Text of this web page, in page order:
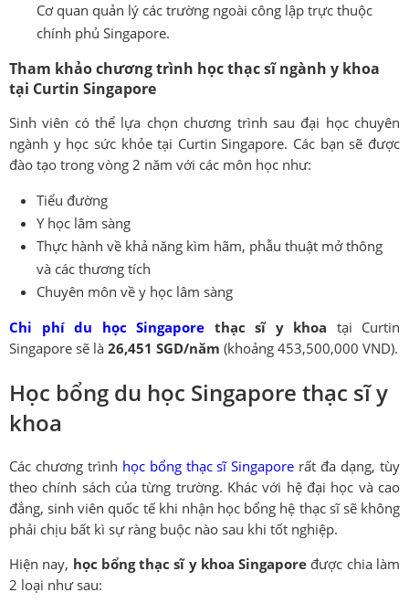
Cơ quan quản lý các trường ngoài công lập trực thuộc
chính phủ Singapore.
Tham khảo chương trình học thạc sĩ ngành y khoa
tại Curtin Singapore
Sinh viên có thể lựa chọn chương trình sau đại học chuyên
ngành y học sức khỏe tại Curtin Singapore. Các bạn sẽ được
đào tạo trong vòng 2 năm với các môn học như:
Tiểu đường
Y học lâm sàng
Thực hành về khả năng kìm hãm, phẫu thuật mở thông
và các thương tích
Chuyên môn về y học lâm sàng
Chi phí du học Singapore thạc sĩ y khoa tại Curtin
Singapore sẽ là 26,451 SGD/năm (khoảng 453,500,000 VND).
Học bổng du học Singapore thạc sĩ y
khoa
Các chương trình học bổng thạc sĩ Singapore rất đa dạng, tùy
theo chính sách của từng trường. Khác với hệ đại học và cao
đẳng, sinh viên quốc tế khi nhận học bổng hệ thạc sĩ sẽ không
phải chịu bất kì sự ràng buộc nào sau khi tốt nghiệp.
Hiện nay, học bổng thạc sĩ y khoa Singapore được chia làm
2 loại như sau: